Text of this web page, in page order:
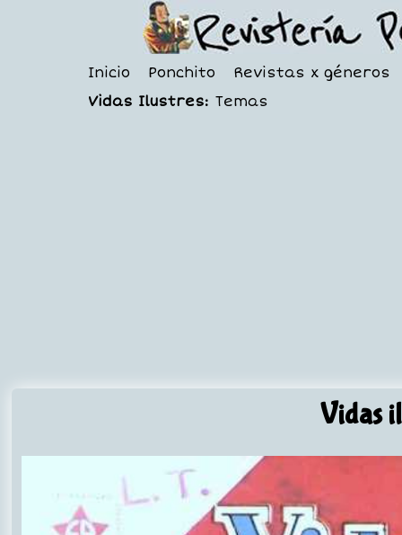
Inicio Ponchito
Revistas x géneros
Vidas Ilustres: Temas
Vidas